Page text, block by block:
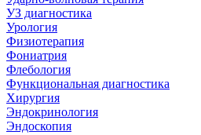
УЗ диагностика
Урология
Физиотерапия
Фониатрия
Флебология
Функциональная диагностика
Хирургия
Эндокринология
Эндоскопия